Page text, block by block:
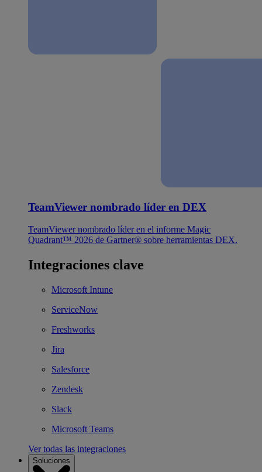
TeamViewer nombrado líder en DEX
TeamViewer nombrado líder en el informe Magic
Quadrant™ 2026 de Gartner® sobre herramientas DEX.
Integraciones clave
Microsoft Intune
ServiceNow
Freshworks
Jira
Salesforce
Zendesk
Slack
Microsoft Teams
Ver todas las integraciones
Soluciones